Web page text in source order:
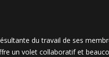
du travail de ses
un volet collaboratif et